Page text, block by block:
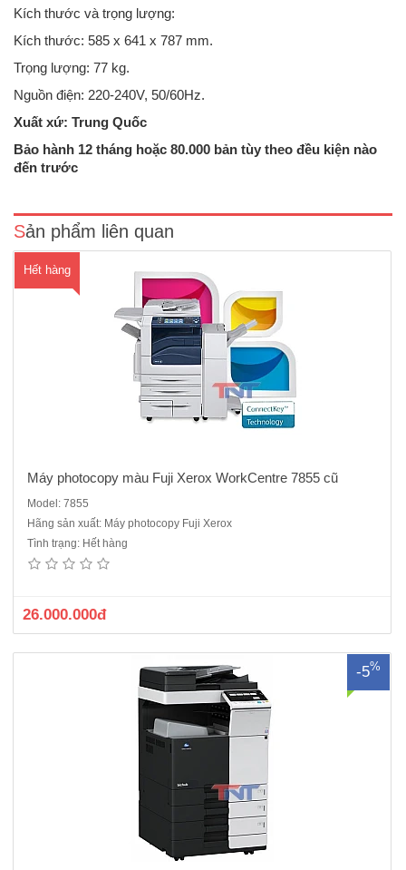
Kích thước và trọng lượng:
Kích thước: 585 x 641 x 787 mm.
Trọng lượng: 77 kg.
Nguồn điện: 220-240V, 50/60Hz.
Xuất xứ: Trung Quốc
Bảo hành 12 tháng hoặc 80.000 bản tùy theo đều kiện nào
đến trước
Sản phẩm liên quan
Hết hàng
Máy Photocopy màu Fuji Xerox WorkCentre 7855 cũChức năng :Copy,
Email, Print, Scan qua cổng mạngTốc độ Copy/Print: 55trang
/phútThời gian chụp bản đầu tiên: Màu ~13-7s /Đen trắng: ~11-
Máy photocopy màu Fuji Xerox WorkCentre 7855 cũ
Model: 7855
Hãng sản xuất: Máy photocopy Fuji Xerox
Tình trạng: Hết hàng
26.000.000đ
-5%
Máy photocopy màu Konicaminolta Bizhub C250iChức năng chuẩn :
Copy - In - Quét màuTốc độ sao chụp/in : 25 trang A4/phútMàn hình
cảm ứng LCD màuBộ nhớ RAM : 8 GBDung lượng ổ cứng : 250